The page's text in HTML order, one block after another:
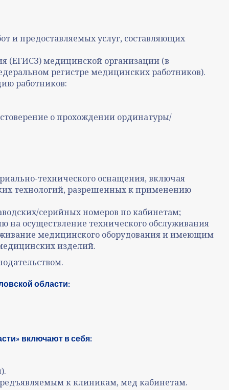
и предоставляемых услуг, составляющих
(ЕГИСЗ) медицинской организации (в
регистре медицинских работников).
работников:
о прохождении ординатуры/
технического оснащения, включая
технологий, разрешенных к применению
серийных номеров по кабинетам;
осуществление технического обслуживания
медицинского оборудования и имеющим
изделий.
области:
включают в себя:
к клиникам, мед кабинетам.